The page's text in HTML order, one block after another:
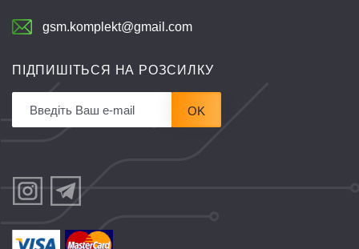
gsm.komplekt@gmail.com
ПІДПИШІТЬСЯ НА РОЗСИЛКУ
OK